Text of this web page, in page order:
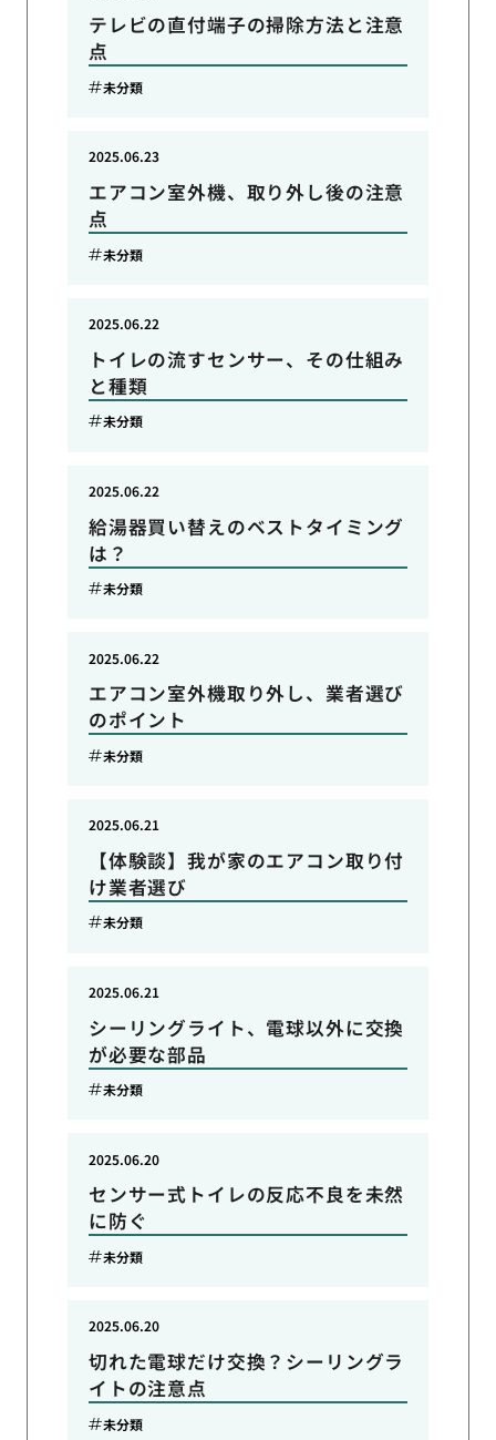
テレビの直付端子の掃除方法と注意
点
未分類
エアコン室外機、取り外し後の注意
点
2025.06.23
未分類
トイレの流すセンサー、その仕組み
と種類
2025.06.22
未分類
給湯器買い替えのベストタイミング
は？
2025.06.22
未分類
エアコン室外機取り外し、業者選び
のポイント
2025.06.22
未分類
【体験談】我が家のエアコン取り付
け業者選び
2025.06.21
未分類
シーリングライト、電球以外に交換
が必要な部品
2025.06.21
未分類
センサー式トイレの反応不良を未然
に防ぐ
2025.06.20
未分類
切れた電球だけ交換？シーリングラ
イトの注意点
2025.06.20
未分類